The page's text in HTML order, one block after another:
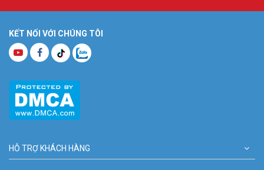
KẾT NỐI VỚI CHÚNG TÔI
HỖ TRỢ KHÁCH HÀNG